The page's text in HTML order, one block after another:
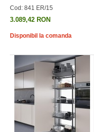
Cod: 841 ER/15
3.089,42 RON
Disponibil la comanda